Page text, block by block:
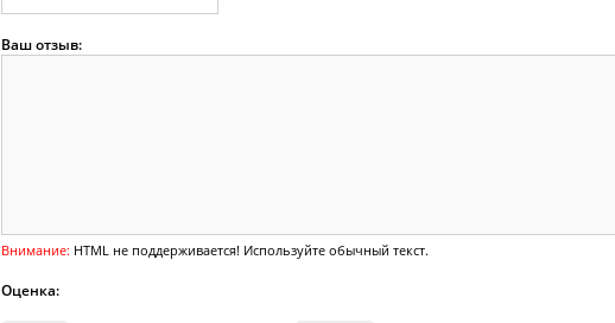
Ваш отзыв:
Внимание: HTML не поддерживается! Используйте обычный текст.
Оценка: